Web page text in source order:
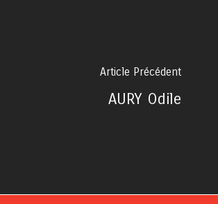
Article Précédent
AURY Odile